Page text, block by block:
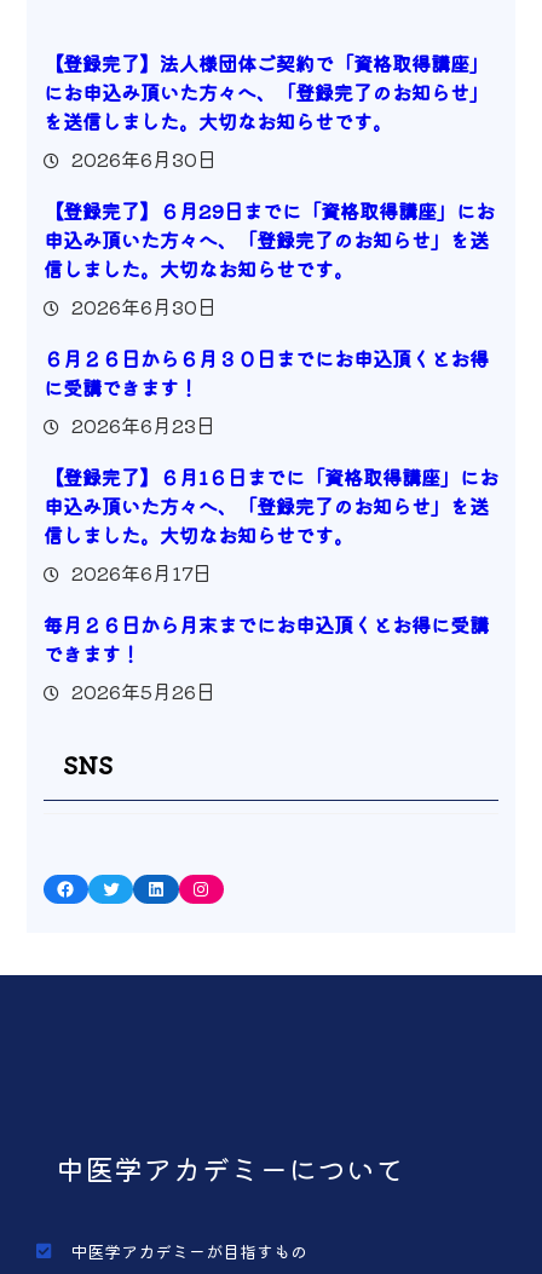
【登録完了】法人様団体ご契約で「資格取得講座」
にお申込み頂いた方々へ、「登録完了のお知らせ」
を送信しました。大切なお知らせです。
2026年6月30日
【登録完了】６月29日までに「資格取得講座」にお
申込み頂いた方々へ、「登録完了のお知らせ」を送
信しました。大切なお知らせです。
2026年6月30日
６月２６日から６月３０日までにお申込頂くとお得
に受講できます！
2026年6月23日
【登録完了】６月1６日までに「資格取得講座」にお
申込み頂いた方々へ、「登録完了のお知らせ」を送
信しました。大切なお知らせです。
2026年6月17日
毎月２６日から月末までにお申込頂くとお得に受講
できます！
2026年5月26日
SNS
Facebook Twitter LinkedIn Instagram
中医学アカデミーについて
中医学アカデミーが目指すもの